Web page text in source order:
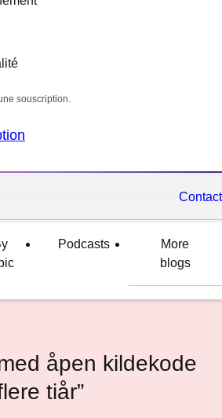
souscription.
Contact
Podcasts
More
blogs
åpen kildekode
tiår”